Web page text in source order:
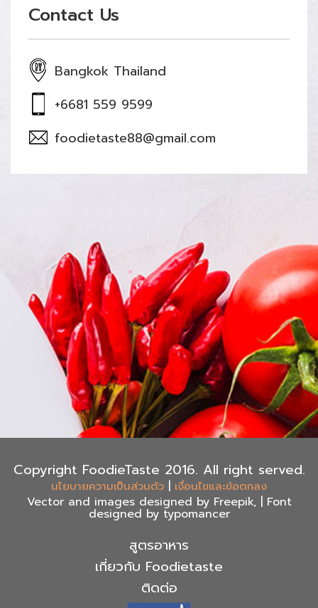
Contact Us
Bangkok Thailand
+6681 559 9599
foodietaste88@gmail.com
Copyright FoodieTaste 2016. All right served.
นโยบายความเป็นส่วนตัว | เงื่อนไขและข้อตกลง
Vector and images designed by Freepik, | Font
designed by typomancer
สูตรอาหาร
เกี่ยวกับ Foodietaste
ติดต่อ